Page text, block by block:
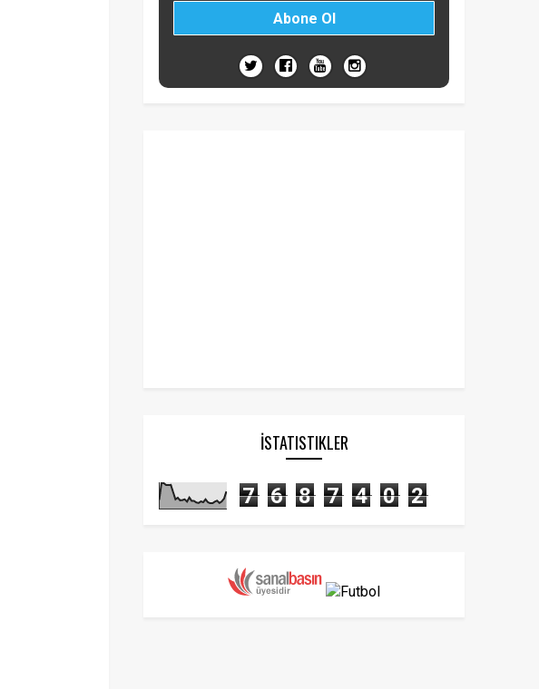
İSTATISTIKLER
7 6 8 7 4 0 2